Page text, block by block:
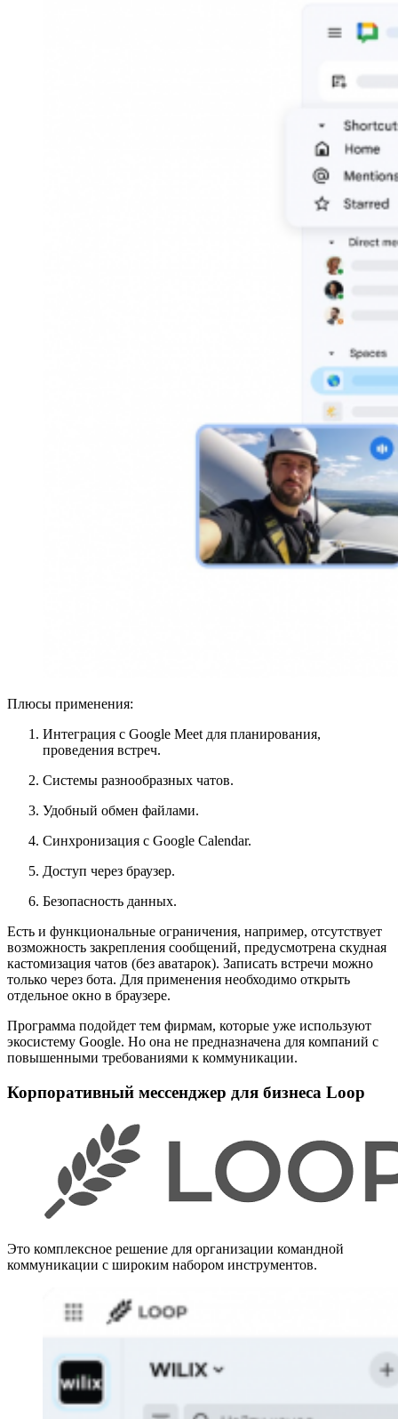
Плюсы применения:
Интеграция с Google Meet для планирования,
проведения встреч.
Системы разнообразных чатов.
Удобный обмен файлами.
Синхронизация с Google Calendar.
Доступ через браузер.
Безопасность данных.
Есть и функциональные ограничения, например, отсутствует
возможность закрепления сообщений, предусмотрена скудная
кастомизация чатов (без аватарок). Записать встречи можно
только через бота. Для применения необходимо открыть
отдельное окно в браузере.
Программа подойдет тем фирмам, которые уже используют
экосистему Google. Но она не предназначена для компаний с
повышенными требованиями к коммуникации.
Корпоративный мессенджер для бизнеса Loop
Это комплексное решение для организации командной
коммуникации с широким набором инструментов.